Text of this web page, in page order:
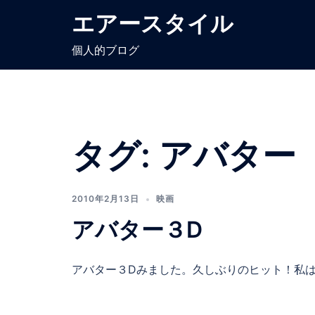
エアースタイル
個人的ブログ
タグ: アバター
2010年2月13日 映画
アバター３D
アバター３Dみました。久しぶりのヒット！私